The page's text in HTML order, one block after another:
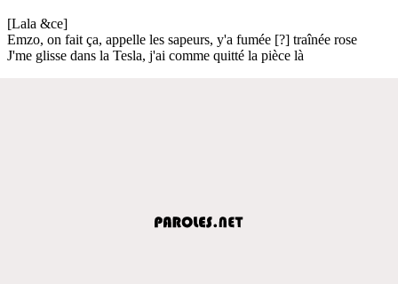
[Lala &ce]
Emzo, on fait ça, appelle les sapeurs, y'a fumée [?] traînée rose
J'me glisse dans la Tesla, j'ai comme quitté la pièce là